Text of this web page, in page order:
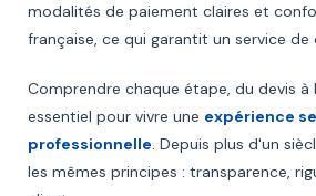
modalités de paiement claires et
française, ce qui garantit un service de
Comprendre chaque étape, du devis à
essentiel pour vivre une expérience
professionnelle. Depuis plus d'un
les mêmes principes : transparence,